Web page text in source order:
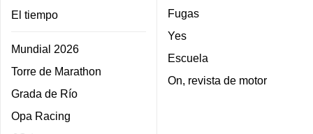
El tiempo
Mundial 2026
Torre de Marathon
Grada de Río
Opa Racing
Fugas
Yes
Escuela
On, revista de motor